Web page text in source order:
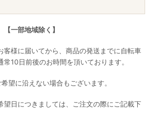
一部地域除く】
客様に届いてから、商品の発送までに自転車
10日前後のお時間を頂いております。
望に沿えない場合もございます。
望日につきましては、ご注文の際にご記載下